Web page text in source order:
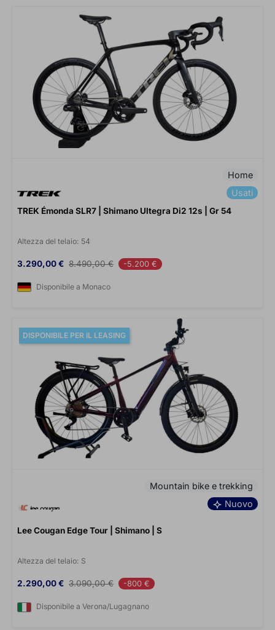
Home
Usati
TREK Émonda SLR7 | Shimano Ultegra Di2 12s | Gr 54
Altezza del telaio: 54
Prezzo
3.290,00 € Prezzo base
8.490,00 € -5.200 €
Disponibile a Monaco
Mountain bike e trekking
Nuovo
Lee Cougan Edge Tour | Shimano | S
Altezza del telaio: S
Prezzo
2.290,00 € Prezzo base
3.090,00 € -800 €
Disponibile a Verona/Lugagnano
DISPONIBILE PER IL LEASING